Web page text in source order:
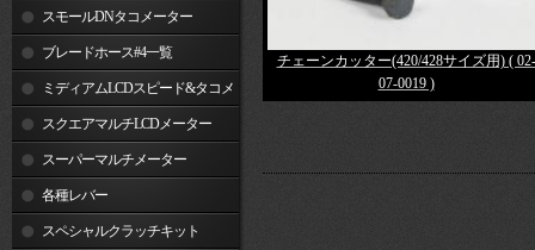
スモールDNタコメーター
ブレードホース#4一覧
ミディアムLCDスピード&タコメ
ータースクエアマルチLCDメーター
スーパーマルチメーター
各種レバー
スペシャルクラッチキット
チェーンカッター(420/428サイズ用) ( 02-
07-0019 )